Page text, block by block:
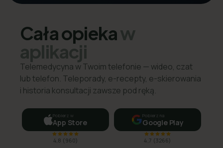
Cała opiekaw
aplikacji
Telemedycyna w Twoim telefonie — wideo, czat
lub telefon. Teleporady, e-recepty, e-skierowania
i historia konsultacji zawsze pod ręką.
Pobierz w
App Store
4,8 ( 960)
Pobierz na
Google Play
4,7 (3266)